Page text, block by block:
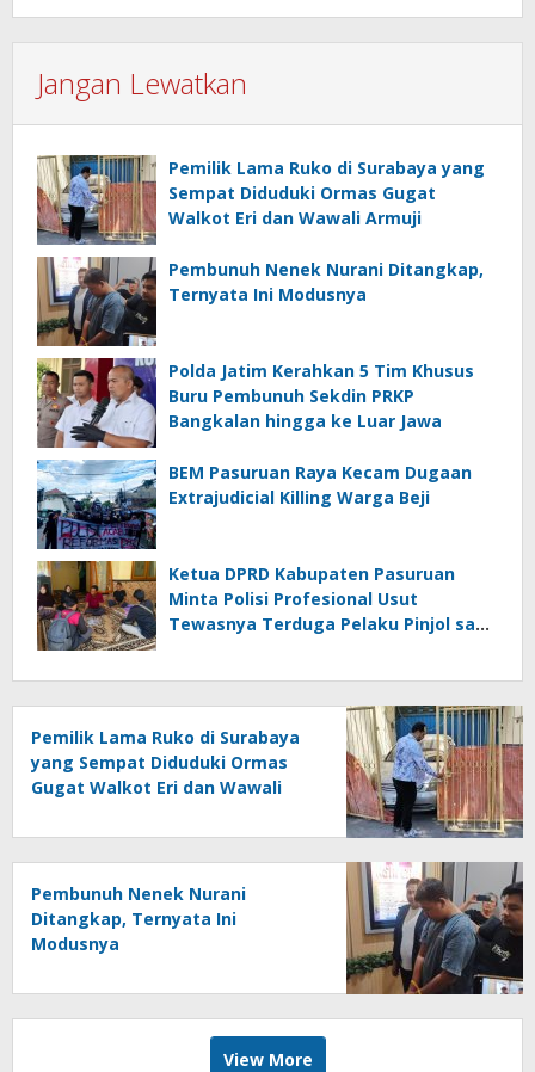
Jangan Lewatkan
Pemilik Lama Ruko di Surabaya yang
Sempat Diduduki Ormas Gugat
Walkot Eri dan Wawali Armuji
Pembunuh Nenek Nurani Ditangkap,
Ternyata Ini Modusnya
Polda Jatim Kerahkan 5 Tim Khusus
Buru Pembunuh Sekdin PRKP
Bangkalan hingga ke Luar Jawa
BEM Pasuruan Raya Kecam Dugaan
Extrajudicial Killing Warga Beji
Ketua DPRD Kabupaten Pasuruan
Minta Polisi Profesional Usut
Tewasnya Terduga Pelaku Pinjol saat
Pemilik Lama Ruko di Surabaya
yang Sempat Diduduki Ormas
Gugat Walkot Eri dan Wawali
Pembunuh Nenek Nurani
Ditangkap, Ternyata Ini
Modusnya
View More